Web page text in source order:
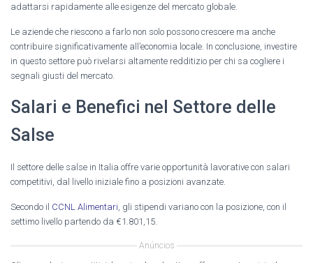
adattarsi rapidamente alle esigenze del mercato globale.
Le aziende che riescono a farlo non solo possono crescere ma anche
contribuire significativamente all’economia locale. In conclusione, investire
in questo settore può rivelarsi altamente redditizio per chi sa cogliere i
segnali giusti del mercato.
Salari e Benefici nel Settore delle
Salse
Il settore delle salse in Italia offre varie opportunità lavorative con salari
competitivi, dal livello iniziale fino a posizioni avanzate.
Secondo il CCNL Alimentari , gli stipendi variano con la posizione, con il
settimo livello partendo da €1.801,15.
Anúncios